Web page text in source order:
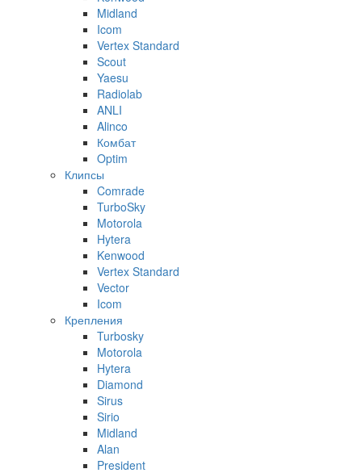
Midland
Icom
Vertex Standard
Scout
Yaesu
Radiolab
ANLI
Alinco
Комбат
Optim
Клипсы
Comrade
TurboSky
Motorola
Hytera
Kenwood
Vertex Standard
Vector
Icom
Крепления
Turbosky
Motorola
Hytera
Diamond
Sirus
Sirio
Midland
Alan
President